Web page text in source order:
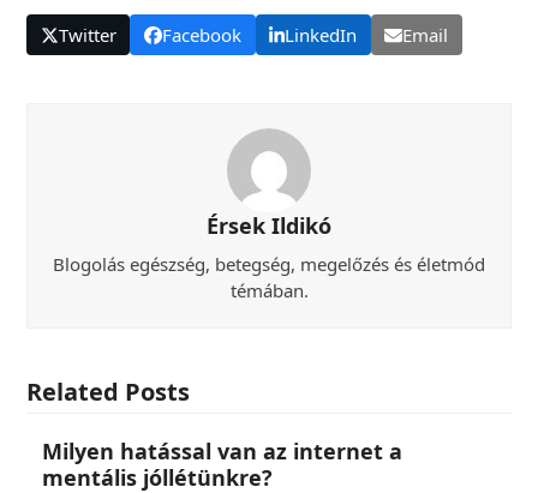
Twitter Facebook LinkedIn Email
Érsek Ildikó
Blogolás egészség, betegség, megelőzés és életmód
témában.
Related Posts
Milyen hatással van az internet a
mentális jóllétünkre?